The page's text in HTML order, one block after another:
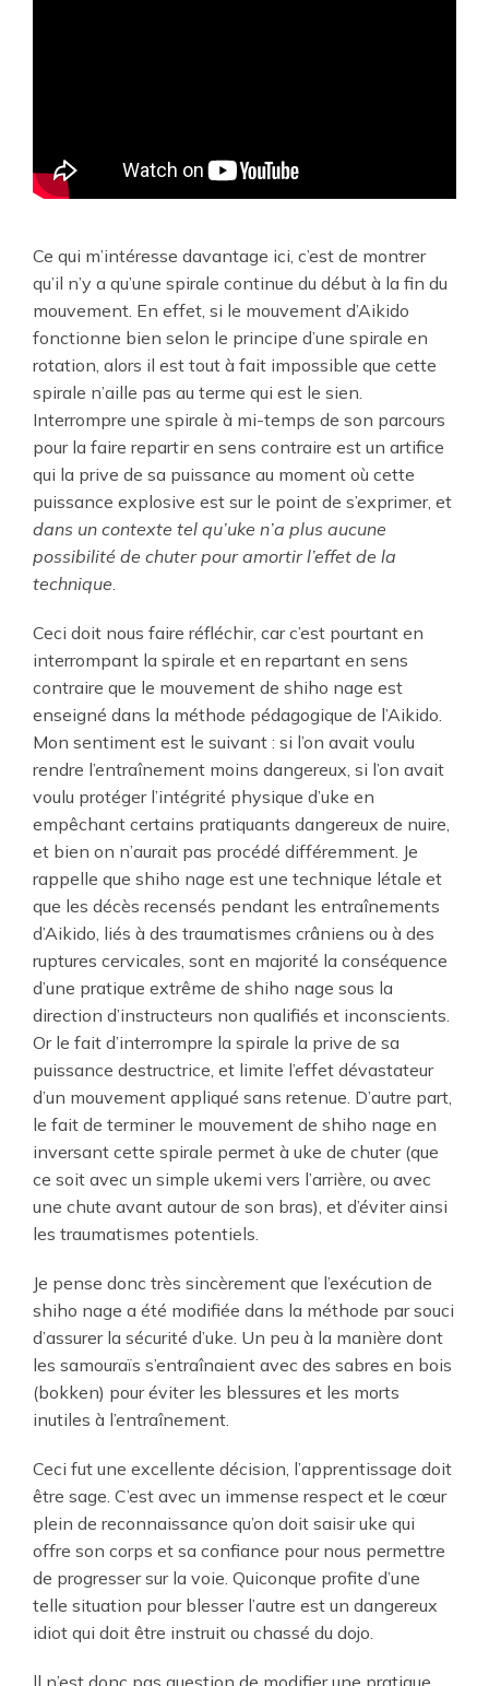
Ce qui m’intéresse davantage ici, c’est de montrer
qu’il n’y a qu’une spirale continue du début à la fin du
mouvement. En effet, si le mouvement d’Aikido
fonctionne bien selon le principe d’une spirale en
rotation, alors il est tout à fait impossible que cette
spirale n’aille pas au terme qui est le sien.
Interrompre une spirale à mi-temps de son parcours
pour la faire repartir en sens contraire est un artifice
qui la prive de sa puissance au moment où cette
puissance explosive est sur le point de s’exprimer, et
dans un contexte tel qu’uke n’a plus aucune
possibilité de chuter pour amortir l’effet de la
technique.
Ceci doit nous faire réfléchir, car c’est pourtant en
interrompant la spirale et en repartant en sens
contraire que le mouvement de shiho nage est
enseigné dans la méthode pédagogique de l’Aikido.
Mon sentiment est le suivant : si l’on avait voulu
rendre l’entraînement moins dangereux, si l’on avait
voulu protéger l’intégrité physique d’uke en
empêchant certains pratiquants dangereux de nuire,
et bien on n’aurait pas procédé différemment. Je
rappelle que shiho nage est une technique létale et
que les décès recensés pendant les entraînements
d’Aikido, liés à des traumatismes crâniens ou à des
ruptures cervicales, sont en majorité la conséquence
d’une pratique extrême de shiho nage sous la
direction d’instructeurs non qualifiés et inconscients.
Or le fait d’interrompre la spirale la prive de sa
puissance destructrice, et limite l’effet dévastateur
d’un mouvement appliqué sans retenue. D’autre part,
le fait de terminer le mouvement de shiho nage en
inversant cette spirale permet à uke de chuter (que
ce soit avec un simple ukemi vers l’arrière, ou avec
une chute avant autour de son bras), et d’éviter ainsi
les traumatismes potentiels.
Je pense donc très sincèrement que l’exécution de
shiho nage a été modifiée dans la méthode par souci
d’assurer la sécurité d’uke. Un peu à la manière dont
les samouraïs s’entraînaient avec des sabres en bois
(bokken) pour éviter les blessures et les morts
inutiles à l’entraînement.
Ceci fut une excellente décision, l’apprentissage doit
être sage. C’est avec un immense respect et le cœur
plein de reconnaissance qu’on doit saisir uke qui
offre son corps et sa confiance pour nous permettre
de progresser sur la voie. Quiconque profite d’une
telle situation pour blesser l’autre est un dangereux
idiot qui doit être instruit ou chassé du dojo.